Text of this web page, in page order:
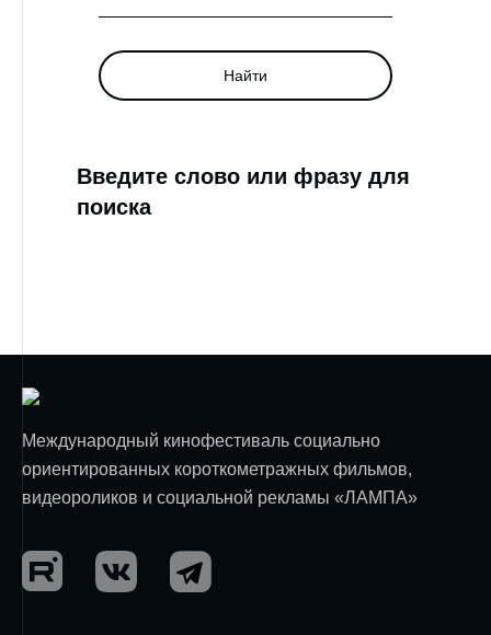
Найти
Введите слово или фразу для
поиска
Международный кинофестиваль социально
ориентированных короткометражных фильмов,
видеороликов и социальной рекламы «ЛАМПА»